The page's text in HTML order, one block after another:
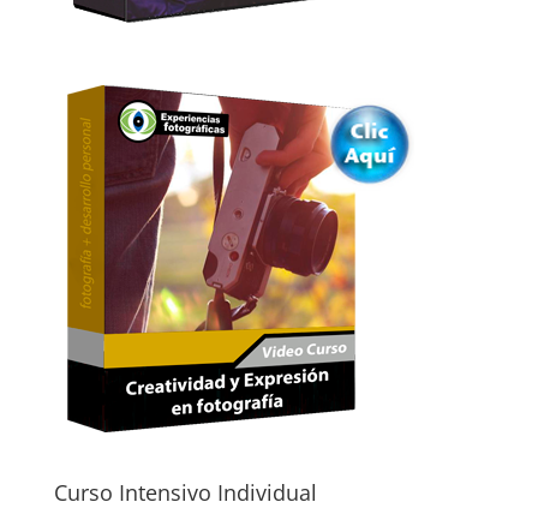
Curso Intensivo Individual